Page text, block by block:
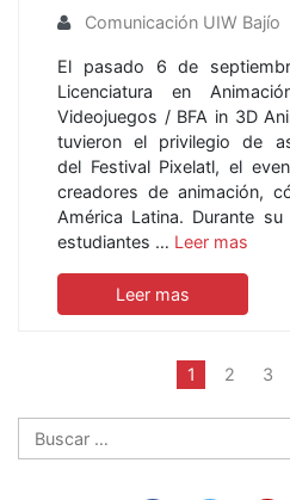
Comunicación UIW Bajío
El pasado 6 de
Licenciatura en
Videojuegos / BFA in 3D
tuvieron el privilegio de
del Festival Pixelatl, el
creadores de animación,
América Latina. Durante
estudiantes … Leer mas
Leer mas
1 2 3
Buscar: